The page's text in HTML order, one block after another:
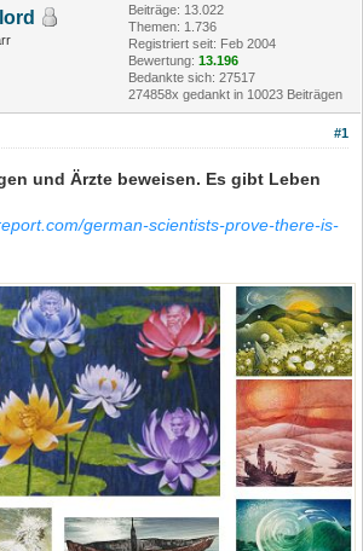
Beiträge: 13.022
Themen: 1.736
Registriert seit: Feb 2004
Bewertung: 13.196
Bedankte sich: 27517
274858x gedankt in 10023 Beiträgen
#1
und Ärzte beweisen. Es gibt Leben
german-scientists-prove-there-is-